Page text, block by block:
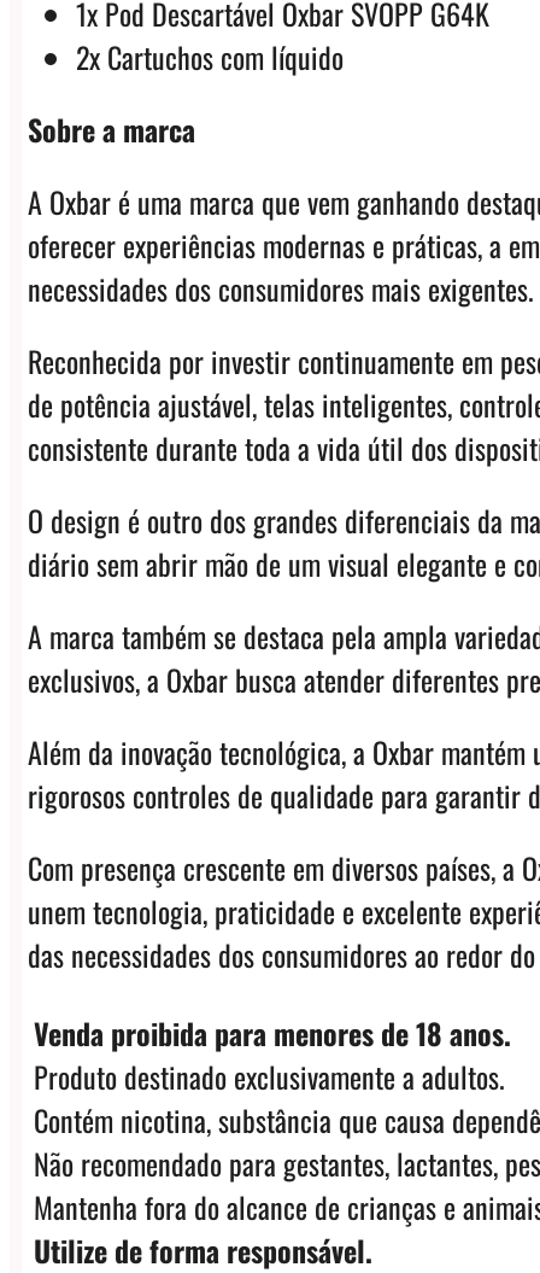
1x Pod Descartável Oxbar SVOPP G64K
2x Cartuchos com líquido
Sobre a marca
A Oxbar é uma marca que vem ganhando
oferecer experiências modernas e práticas, a
necessidades dos consumidores mais exigentes.
Reconhecida por investir continuamente em
de potência ajustável, telas inteligentes,
consistente durante toda a vida útil dos
O design é outro dos grandes diferenciais da
diário sem abrir mão de um visual elegante e
A marca também se destaca pela ampla
exclusivos, a Oxbar busca atender diferentes
Além da inovação tecnológica, a Oxbar
rigorosos controles de qualidade para garantir
Com presença crescente em diversos países, a
unem tecnologia, praticidade e excelente
das necessidades dos consumidores ao redor
Venda proibida para menores de 18 anos.
Produto destinado exclusivamente a adultos.
Contém nicotina, substância que causa
Não recomendado para gestantes, lactantes,
Mantenha fora do alcance de crianças e
Utilize de forma responsável.